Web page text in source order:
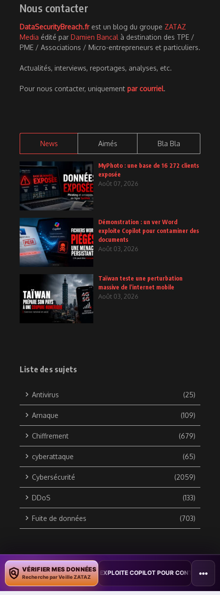
Nous contacter
DataSecurityBreach.frest un blog du groupe ZATAZ
Media édité par Damien Bancal à destination des TPE /
PME / Associations / Micro-entrepreneurs et particuliers.
Actualités, interviews, reportages, analyses, etc.
Pour nous contacter, uniquement par courriel.
News Aimés Bla Bla
MyPhoto : une base de 16 272 clients
exposée
Août 07, 2026
Démonstration : un ver Word
exploite Copilot pour contaminer des
documents
Août 03, 2026
Taïwan teste une perturbation
massive de l’internet mobile
Août 03, 2026
Liste des sujets
Antivirus (25)
Arnaque (109)
Chiffrement (679)
cyberattaque (65)
Cybersécurité (2059)
DDoS (133)
Fuite de données (703)
Copyright © 2010 / 2026 DATA SECURITY BREACH - Groupe
ZATAZ Média
VÉRIFIER MES DONNÉES
Recherche par Veille ZATAZ
: UN VER WORD EXPLOITE COPILOT POUR CONTAMINER DES •••